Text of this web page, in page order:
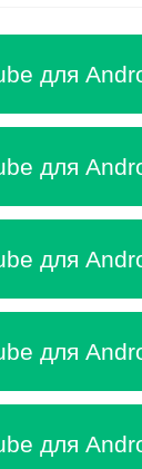
для
для
для
для
для